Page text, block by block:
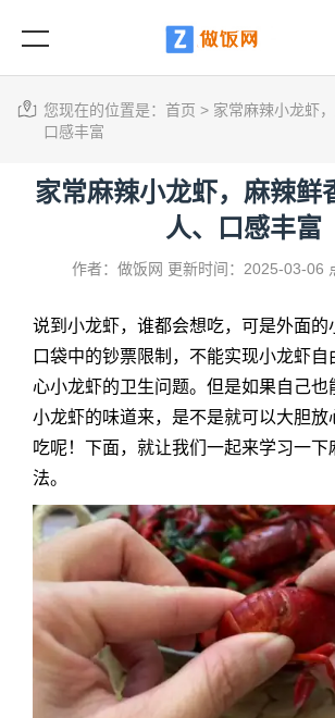
您现在的位置是： 首页 > 家常麻辣小龙虾
口感丰富
家常麻辣小龙虾，麻辣鲜
人、口感丰富
作者：做饭网 更新时间：2025-03-06
说到小龙虾，谁都会想吃，可是外面的
口袋中的钞票限制，不能实现小龙虾自
心小龙虾的卫生问题。但是如果自己也
小龙虾的味道来，是不是就可以大胆放
吃呢！下面，就让我们一起来学习一下
法。